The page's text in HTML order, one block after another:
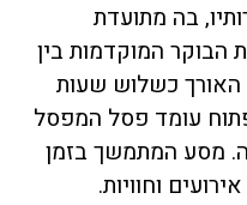
בה מתועדת
הבוקר המוקדמות בין
כשלוש שעות
עומד פסל המפסל
מסע המתמשך בזמן
וחוויות.